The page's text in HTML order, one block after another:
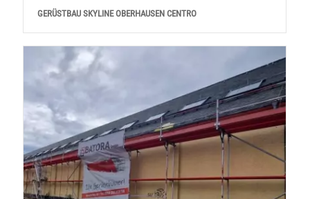
GERÜSTBAU SKYLINE OBERHAUSEN CENTRO